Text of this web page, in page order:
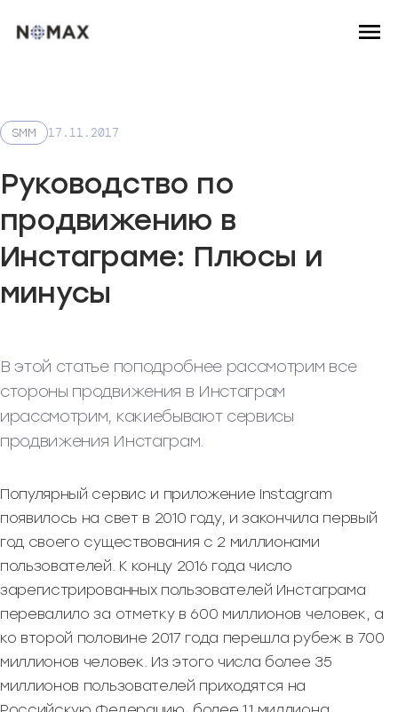
SMM 17.11.2017
Руководство по
продвижению в
Инстаграме: Плюсы и
минусы
В этой статье поподробнее рассмотрим все
стороны продвижения в Инстаграм
ирассмотрим, какиебывают сервисы
продвижения Инстаграм.
Популярный сервис и приложение Instagram
появилось на свет в 2010 году, и закончила первый
год своего существования с 2 миллионами
пользователей. К концу 2016 года число
зарегистрированных пользователей Инстаграма
перевалило за отметку в 600 миллионов человек, а
ко второй половине 2017 года перешла рубеж в 700
миллионов человек. Из этого числа более 35
миллионов пользователей приходятся на